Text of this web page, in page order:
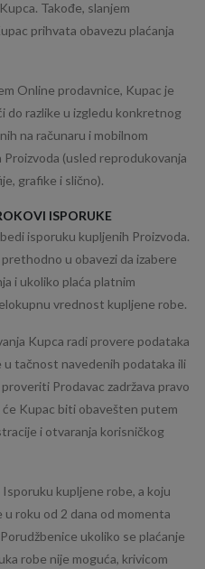
Takođe, slanjem
prihvata obavezu plaćanja
Online prodavnice, Kupac je
do razlike u izgledu konkretnog
na računaru i mobilnom
(usled reprodukovanja
grafike i slično).
ISPORUKE
isporuku kupljenih Proizvoda.
u obavezi da izabere
i ukoliko plaća platnim
vrednost kupljene robe.
Kupca radi provere podataka
u tačnost navedenih podataka ili
Prodavac zadržava pravo
Kupac biti obavešten putem
i otvaranja korisničkog
Isporuku kupljene robe, a koju
u roku od 2 dana od momenta
ukoliko se plaćanje
robe nije moguća, krivicom